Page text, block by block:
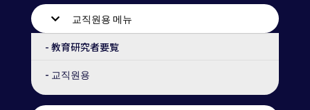
교직원용 메뉴
- 教育研究者要覧
- 교직원용